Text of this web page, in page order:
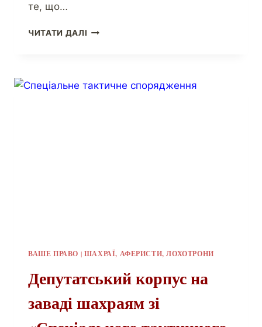
те, що…
ЧИТАТИ ДАЛІ
ВАШЕ ПРАВО | ШАХРАЇ, АФЕРИСТИ, ЛОХОТРОНИ
Депутатський корпус на
заваді шахраям зі